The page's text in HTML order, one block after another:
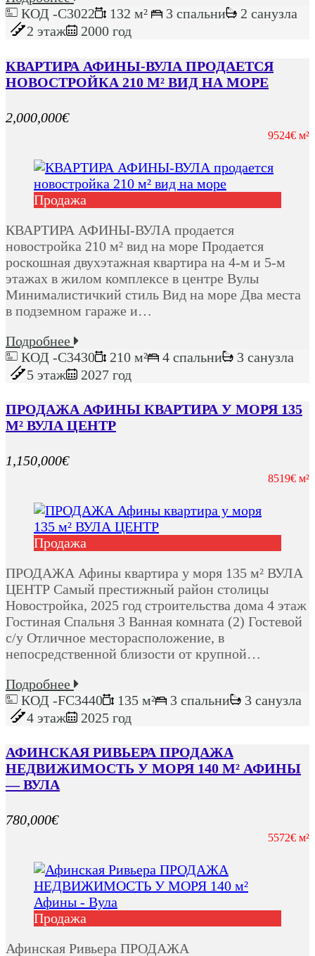
КОД -C3022
132 м² 3 спальни
2 санузла
2 этаж
2000 год
КВАРТИРА АФИНЫ-ВУЛА ПРОДАЕТСЯ
НОВОСТРОЙКА 210 М² ВИД НА МОРЕ
2,000,000€
9524€ м²
Продажа
КВАРТИРА АФИНЫ-ВУЛА продается
новостройка 210 м² вид на море Продается
роскошная двухэтажная квартира на 4-м и 5-м
этажах в жилом комплексе в центре Вулы
Минималистичкий стиль Вид на море Два места
в подземном гараже и…
Подробнее
КОД -C3430
210 м² 4 спальни
3 санузла
5 этаж
2027 год
ПРОДАЖА АФИНЫ КВАРТИРА У МОРЯ 135
М² ВУЛА ЦЕНТР
1,150,000€
8519€ м²
Продажа
ПРОДАЖА Афины квартира у моря 135 м² ВУЛА
ЦЕНТР Самый престижный район столицы
Новостройка, 2025 год строительства дома 4 этаж
Гостиная Спальня 3 Ванная комната (2) Гостевой
с/у Отличное месторасположение, в
непосредственной близости от крупной…
Подробнее
КОД -FC3440
135 м² 3 спальни
3 санузла
4 этаж
2025 год
АФИНСКАЯ РИВЬЕРА ПРОДАЖА
НЕДВИЖИМОСТЬ У МОРЯ 140 М² АФИНЫ
— ВУЛА
780,000€
5572€ м²
Продажа
Афинская Ривьера ПРОДАЖА